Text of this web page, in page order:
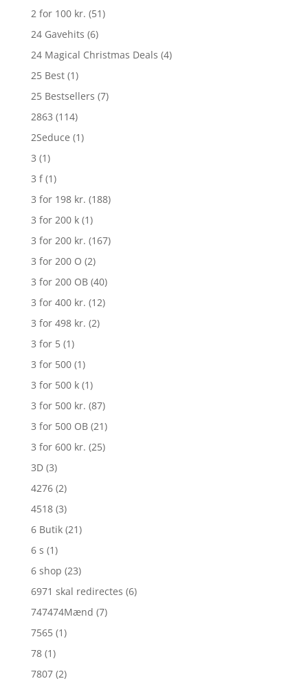
2 for 100 kr. (51)
24 Gavehits (6)
24 Magical Christmas Deals (4)
25 Best (1)
25 Bestsellers (7)
2863 (114)
2Seduce (1)
3 (1)
3 f (1)
3 for 198 kr. (188)
3 for 200 k (1)
3 for 200 kr. (167)
3 for 200 O (2)
3 for 200 OB (40)
3 for 400 kr. (12)
3 for 498 kr. (2)
3 for 5 (1)
3 for 500 (1)
3 for 500 k (1)
3 for 500 kr. (87)
3 for 500 OB (21)
3 for 600 kr. (25)
3D (3)
4276 (2)
4518 (3)
6 Butik (21)
6 s (1)
6 shop (23)
6971 skal redirectes (6)
747474Mænd (7)
7565 (1)
78 (1)
7807 (2)